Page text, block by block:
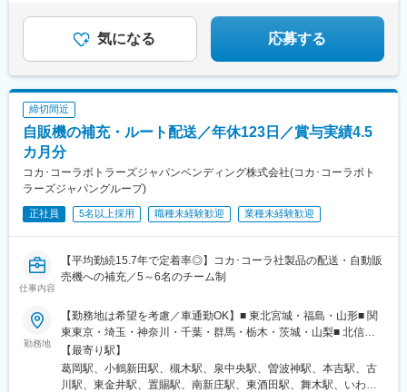
駅、平津駅、新静岡駅、尼崎センタープール前駅、天空橋駅、浅
野駅、岩塚駅気になる 応募する
締切間近
自販機の補充・ルート配送／年休123日／賞与実績4.5
カ月分
コカ･コーラボトラーズジャパンベンディング株式会社(コカ･コーラボト
ラーズジャパングループ)
正社員 5名以上採用 職種未経験歓迎 業種未経験歓迎
仕事内容
【平均勤続15.7年で定着率◎】コカ･コーラ社製品の配送・自動販
売機への補充／5～6名のチーム制
勤務地
【勤務地は希望を考慮／車通勤OK】■ 東北宮城・福島・山形■ 関
東東京・埼玉・神奈川・千葉・群馬・栃木・茨城・山梨■ 北信越
新潟■ 東海静岡・岐阜・愛知・三重■ 近畿滋賀・奈良・和歌山・大
阪・京都・兵庫■中国・四国岡山・香川・徳島・高知・広島・山口
■ 九州福岡・熊本・大分・宮崎・鹿児島・長崎・佐賀※一部、自社
【最寄り駅】
葛岡駅、小鶴新田駅、槻木駅、泉中央駅、曽波神駅、本吉駅、古
川駅、東金井駅、置賜駅、南新庄駅、東酒田駅、舞木駅、いわき